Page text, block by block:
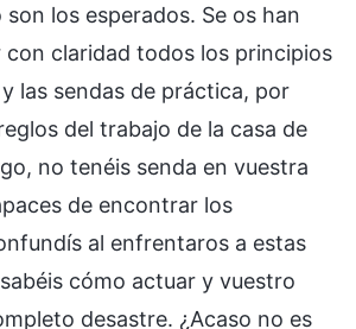
los esperados. Se os han
con claridad todos los principios
las sendas de práctica, por
del trabajo de la casa de
no tenéis senda en vuestra
de encontrar los
al enfrentaros a estas
cómo actuar y vuestro
desastre. ¿Acaso no es